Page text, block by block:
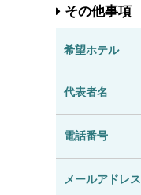
その他事項
希望ホテル
代表者名
電話番号
メールアドレス